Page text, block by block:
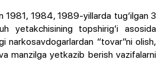
1981, 1984, 1989-yillarda tug‘ilgan 3
yetakchisining topshirig‘i asosida
narkosavdogarlardan “tovar”ni olish,
manzilga yetkazib berish vazifalarni